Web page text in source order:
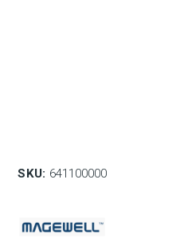
SKU: 641100000